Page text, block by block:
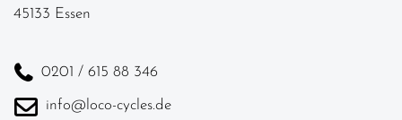
45133 Essen
0201 / 615 88 346
info@loco-cycles.de